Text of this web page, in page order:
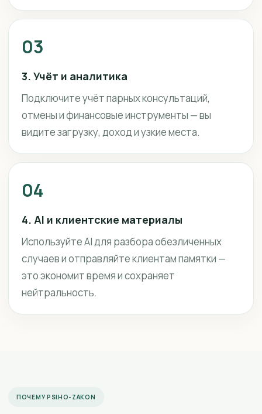
03
3. Учёт и аналитика
Подключите учёт парных консультаций,
отмены и финансовые инструменты — вы
видите загрузку, доход и узкие места.
04
4. AI и клиентские материалы
Используйте AI для разбора обезличенных
случаев и отправляйте клиентам памятки —
это экономит время и сохраняет
нейтральность.
ПОЧЕМУ PSIHO-ZAKON